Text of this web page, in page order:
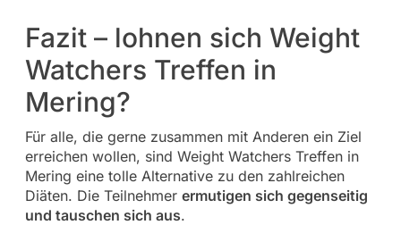
Fazit – lohnen sich Weight
Watchers Treffen in
Mering?
Für alle, die gerne zusammen mit Anderen ein Ziel
erreichen wollen, sind Weight Watchers Treffen in
Mering eine tolle Alternative zu den zahlreichen
Diäten. Die Teilnehmer ermutigen sich gegenseitig
und tauschen sich aus.